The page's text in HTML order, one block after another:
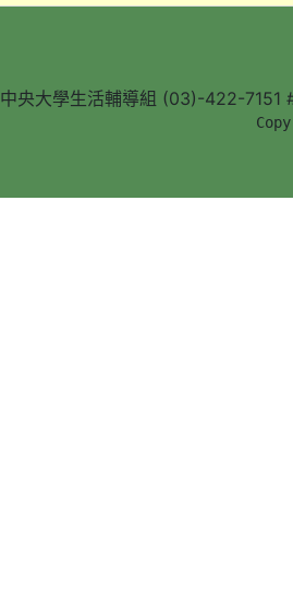
中央大學生活輔導組 (03)-422-7151